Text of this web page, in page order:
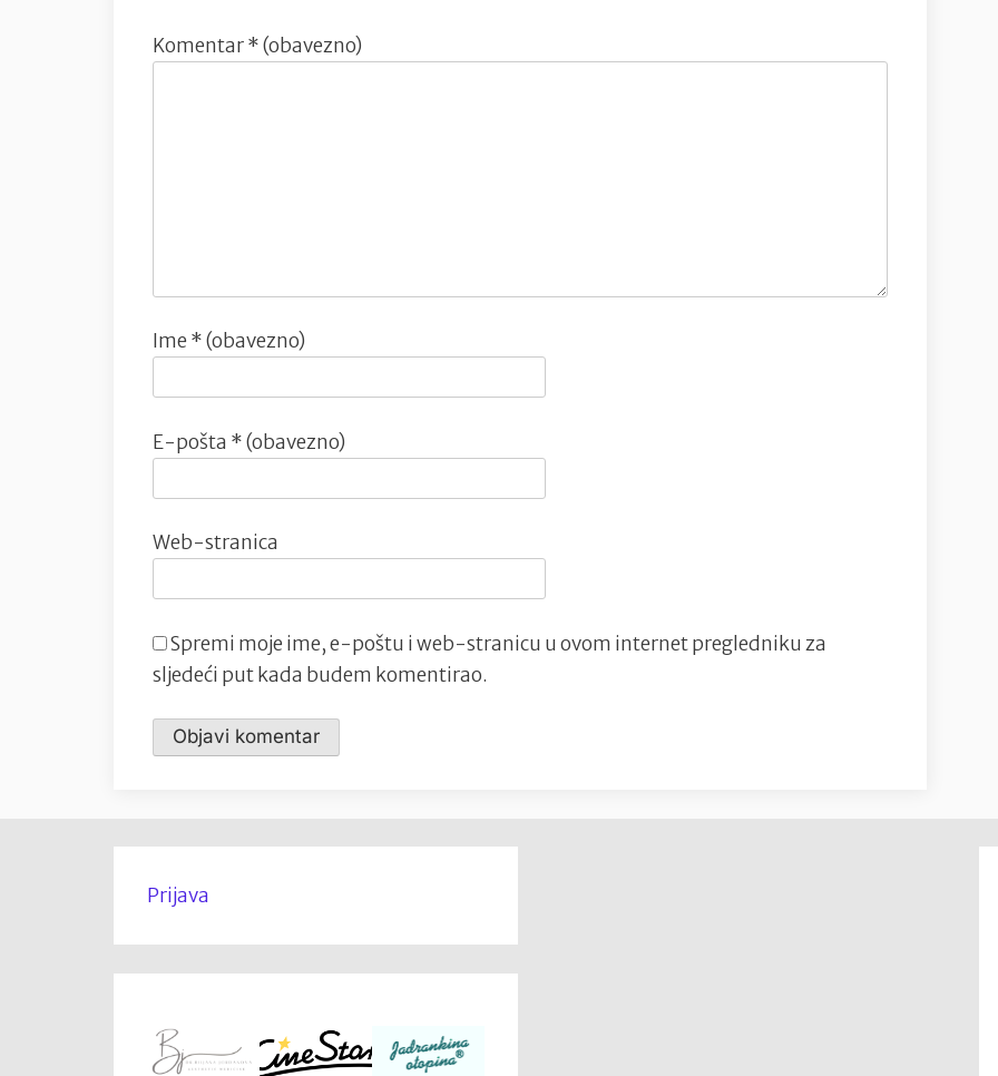
Komentar* (obavezno)
Ime * (obavezno)
E-pošta * (obavezno)
Web-stranica
Spremi moje ime, e-poštu i web-stranicu u ovom internet pregledniku za
sljedeći put kada budem komentirao.
Prijava